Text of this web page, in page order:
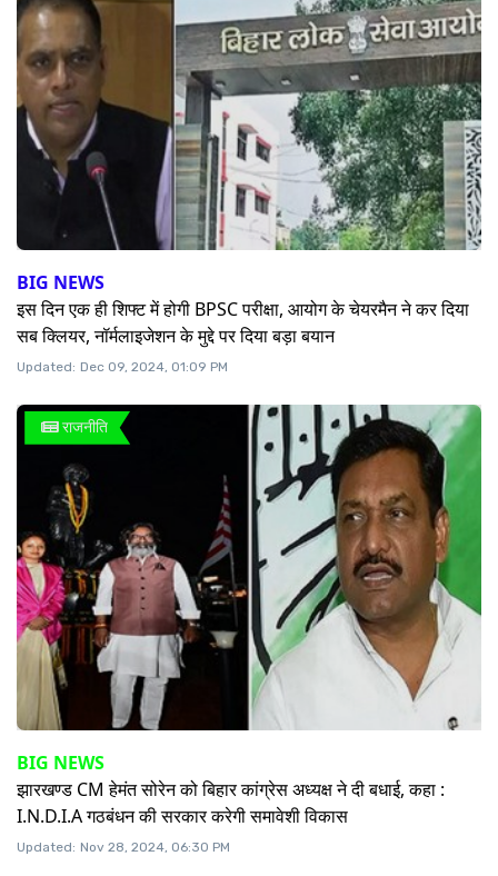
BIG NEWS
इस दिन एक ही शिफ्ट में होगी BPSC परीक्षा, आयोग के चेयरमैन ने कर दिया
सब क्लियर, नॉर्मलाइजेशन के मुद्दे पर दिया बड़ा बयान
Updated: Dec 09, 2024, 01:09 PM
राजनीति
BIG NEWS
झारखण्ड CM हेमंत सोरेन को बिहार कांग्रेस अध्यक्ष ने दी बधाई, कहा :
I.N.D.I.A गठबंधन की सरकार करेगी समावेशी विकास
Updated: Nov 28, 2024, 06:30 PM